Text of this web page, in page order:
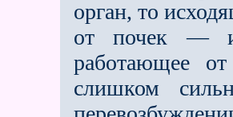
орган, то
от почек —
работающее от
слишком